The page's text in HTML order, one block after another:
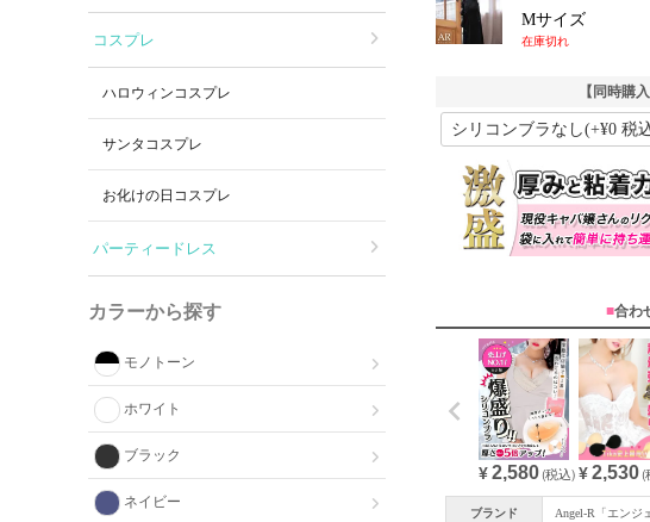
コスプレ
ハロウィンコスプレ
サンタコスプレ
お化けの日コスプレ
パーティードレス
カラーから探す
モノトーン
ホワイト
ブラック
ネイビー
Mサイズ
在庫切れ
【同時購
■合わ
¥2,580(税込) ¥ 2,530(
ブランド Angel-R「エンジ